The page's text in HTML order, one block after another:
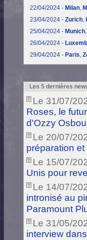
22/04/2024 - Milan,
23/04/2024 - Zurich,
25/04/2024 - Munich,
26/04/2024 -
29/04/2024 - Paris,
Les 5 dernières
Le 31/07/
Roses, le
d'Ozzy
Le 20/07/
préparation
Le 15/07/
Unis pour
Le 14/07/
intronisé au
Paramount
Le 31/05/
interview